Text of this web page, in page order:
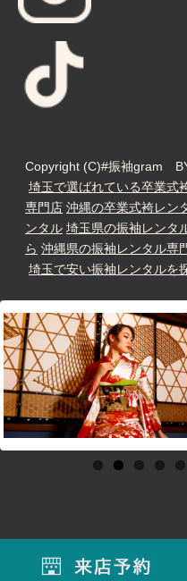
Copyright (C)#振袖gram
埼玉で選ばれている卒業式
専門店 沖縄の卒業式袴レン
ンタル 埼玉県の振袖レンタ
ら 沖縄県の振袖レンタル専
埼玉で安い振袖レンタルを